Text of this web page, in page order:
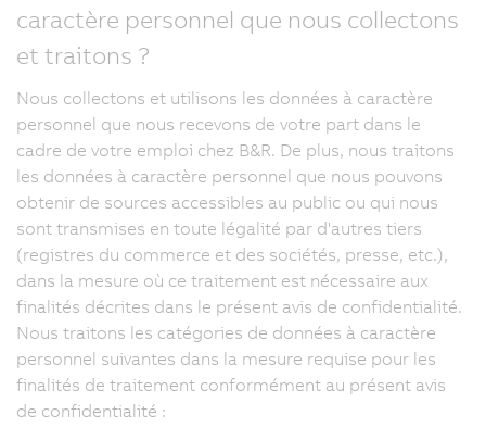
caractère personnel que nous collectons
et traitons ?
Nous collectons et utilisons les données à caractère
personnel que nous recevons de votre part dans le
cadre de votre emploi chez B&R. De plus, nous traitons
les données à caractère personnel que nous pouvons
obtenir de sources accessibles au public ou qui nous
sont transmises en toute légalité par d'autres tiers
(registres du commerce et des sociétés, presse, etc.),
dans la mesure où ce traitement est nécessaire aux
finalités décrites dans le présent avis de confidentialité.
Nous traitons les catégories de données à caractère
personnel suivantes dans la mesure requise pour les
finalités de traitement conformément au présent avis
de confidentialité :